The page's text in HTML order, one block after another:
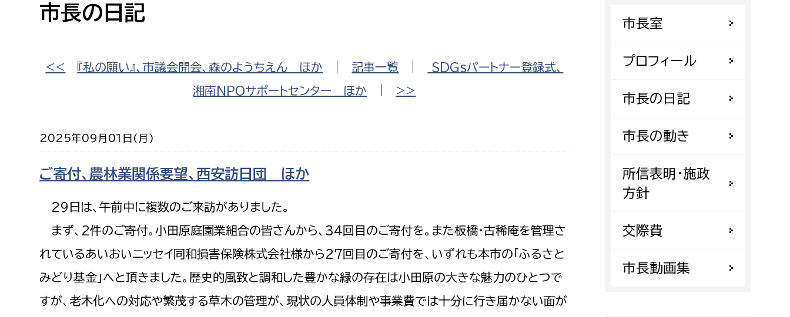
障がい者
傷病者
ペット
文化・生涯学習
市民活動・地域づくり
病院
小田原のことを知りたい
イベント・講座などに参加したい
まちづくりに関わりたい
地域安全課
スポーツ課
小田原城総合管理事務所
環境保護課
生活援護課
障がい福祉課
保険課
健康づくり課
子ども若者支援課
都市計画課
地域交通課
開発審査課
建設部
建設政策課
会計管理者
出納室
市立総合医療センター
患者サポートセンター
市長の日記
<< 『私の願い』、市議会開会、森のようちえん ほか 記事一覧
SDGsパートナー登録式、
湘南NPOサポートセンター ほか
>>
2025年09月01日(月)
ご寄付、農林業関係要望、西安訪日団 ほか
29日は、午前中に複数のご来訪がありました。
まず、2件のご寄付。小田原庭園業組合の皆さんから、34回目のご寄付を。また板橋・古稀庵を管理さ
れているあいおいニッセイ同和損害保険株式会社様から27回目のご寄付を、いずれも本市の「ふるさと
みどり基金」へと頂きました。歴史的風致と調和した豊かな緑の存在は小田原の大きな魅力のひとつで
すが、老木化への対応や繁茂する草木の管理が、現状の人員体制や事業費では十分に行き届かない面が
市長室
プロフィール
市長の日記
市長の動き
所信表明・施政
方針
交際費
市長動画集